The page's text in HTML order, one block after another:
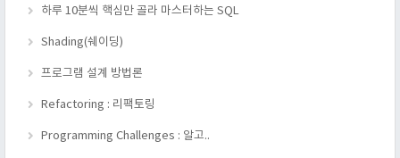
하루 10분씩 핵심만 골라 마스터하는 SQL
Shading(쉐이딩)
프로그램 설계 방법론
Refactoring : 리팩토링
Programming Challenges : 알고..